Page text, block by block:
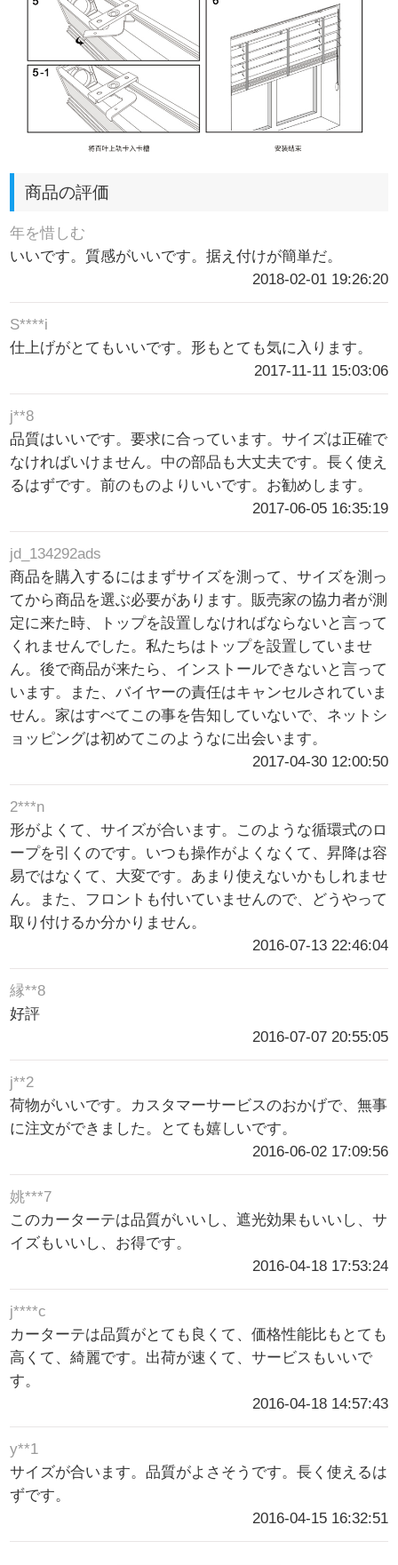
商品の評価
年を惜しむ
いいです。質感がいいです。据え付けが簡単だ。
2018-02-01 19:26:20
S****i
仕上げがとてもいいです。形もとても気に入ります。
2017-11-11 15:03:06
j**8
品質はいいです。要求に合っています。サイズは正確で
なければいけません。中の部品も大丈夫です。長く使え
るはずです。前のものよりいいです。お勧めします。
2017-06-05 16:35:19
jd_134292ads
商品を購入するにはまずサイズを測って、サイズを測っ
てから商品を選ぶ必要があります。販売家の協力者が測
定に来た時、トップを設置しなければならないと言って
くれませんでした。私たちはトップを設置していませ
ん。後で商品が来たら、インストールできないと言って
います。また、バイヤーの責任はキャンセルされていま
せん。家はすべてこの事を告知していないで、ネットシ
ョッピングは初めてこのようなに出会います。
2017-04-30 12:00:50
2***n
形がよくて、サイズが合います。このような循環式のロ
ープを引くのです。いつも操作がよくなくて、昇降は容
易ではなくて、大変です。あまり使えないかもしれませ
ん。また、フロントも付いていませんので、どうやって
取り付けるか分かりません。
2016-07-13 22:46:04
縁**8
好評
2016-07-07 20:55:05
j**2
荷物がいいです。カスタマーサービスのおかげで、無事
に注文ができました。とても嬉しいです。
2016-06-02 17:09:56
姚***7
このカーターテは品質がいいし、遮光効果もいいし、サ
イズもいいし、お得です。
2016-04-18 17:53:24
j****c
カーターテは品質がとても良くて、価格性能比もとても
高くて、綺麗です。出荷が速くて、サービスもいいで
す。
2016-04-18 14:57:43
y**1
サイズが合います。品質がよさそうです。長く使えるは
ずです。
2016-04-15 16:32:51